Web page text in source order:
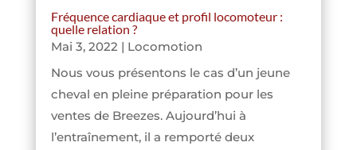
Fréquence cardiaque et profil locomoteur :
quelle relation ?
Mai 3, 2022 | Locomotion
Nous vous présentons le cas d’un jeune
cheval en pleine préparation pour les
ventes de Breezes. Aujourd’hui à
l’entraînement, il a remporté deux